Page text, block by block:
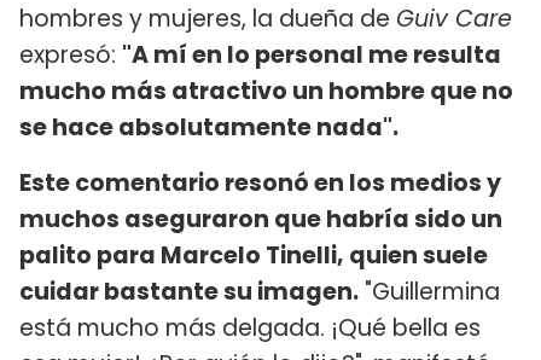
hombres y mujeres, la dueña de Guiv Care
expresó: "A mí en lo personal me resulta
mucho más atractivo un hombre que no
se hace absolutamente nada".
Este comentario resonó en los medios y
muchos aseguraron que habría sido un
palito para Marcelo Tinelli, quien suele
cuidar bastante su imagen. "Guillermina
está mucho más delgada. ¡Qué bella es